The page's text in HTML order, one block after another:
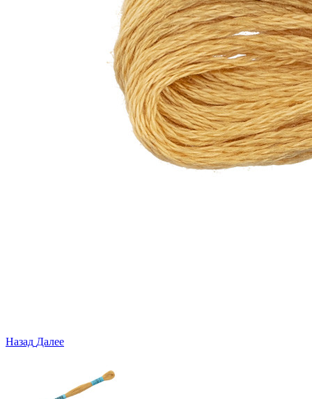
Назад Далее